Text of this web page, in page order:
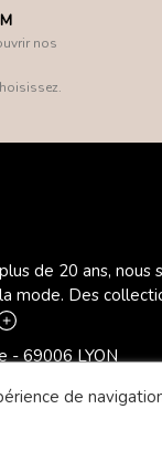
nos
de 20 ans,
mode. Des
- 69006 LYON
de